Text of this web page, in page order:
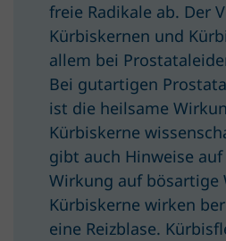
freie Radikale ab. Der
Kürbiskernen und
allem bei
Bei gutartigen
ist die heilsame
Kürbiskerne
gibt auch Hinweise
Wirkung auf bösartige
Kürbiskerne wirken
eine Reizblase.